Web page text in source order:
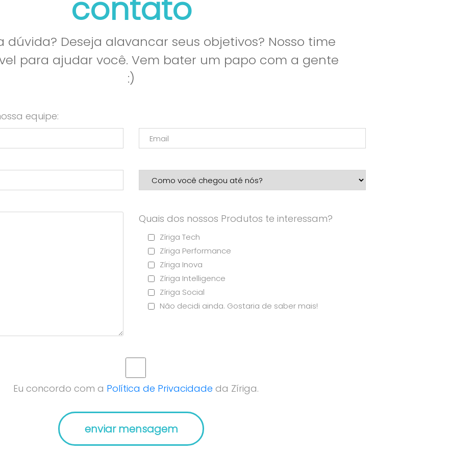
contato
dúvida? Deseja alavancar seus objetivos? Nosso time
para ajudar você. Vem bater um papo com a gente
:)
equipe:
Quais dos nossos Produtos te interessam?
Zíriga Tech
Zíriga Performance
Zíriga Inova
Zíriga Intelligence
Zíriga Social
Não decidi ainda. Gostaria de saber mais!
Eu concordo com a Política de Privacidade da Zíriga.